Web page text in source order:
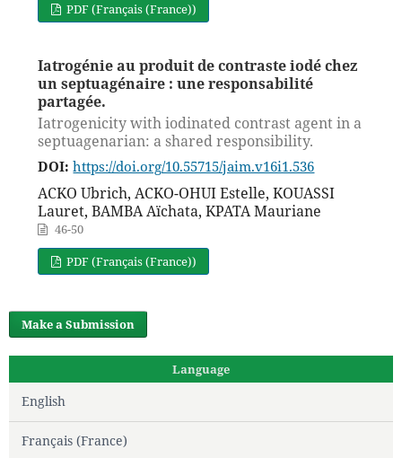
PDF (Français (France))
Iatrogénie au produit de contraste iodé chez
un septuagénaire : une responsabilité
partagée.
Iatrogenicity with iodinated contrast agent in a
septuagenarian: a shared responsibility.
DOI: https://doi.org/10.55715/jaim.v16i1.536
ACKO Ubrich, ACKO-OHUI Estelle, KOUASSI
Lauret, BAMBA Aïchata, KPATA Mauriane
46-50
PDF (Français (France))
Make a Submission
Language
English
Français (France)